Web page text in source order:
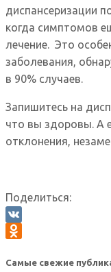
диспансеризации
когда симптомов
лечение. Это
заболевания,
в 90% случаев.
Запишитесь на
что вы здоровы. А
отклонения,
Поделиться:
VK
Самые свежие